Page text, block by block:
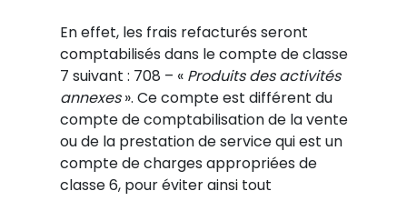
En effet, les frais refacturés seront
comptabilisés dans le compte de classe
7 suivant : 708 – « Produits des activités
annexes». Ce compte est différent du
compte de comptabilisation de la vente
ou de la prestation de service qui est un
compte de charges appropriées de
classe 6, pour éviter ainsi tout